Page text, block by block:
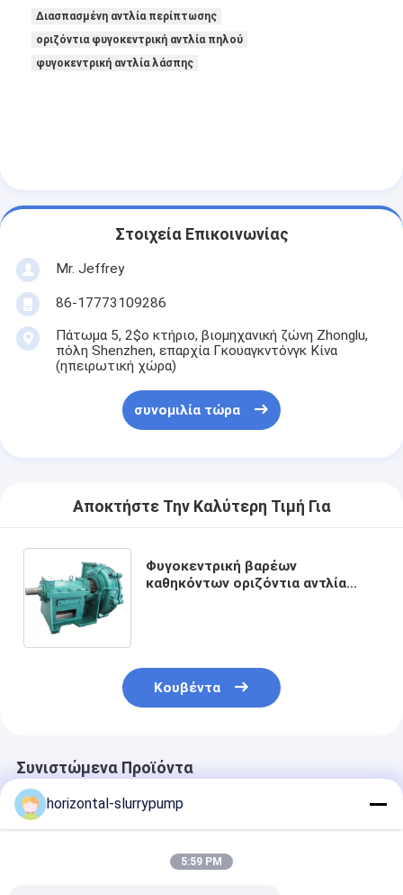
Διασπασμένη αντλία περίπτωσης
οριζόντια φυγοκεντρική αντλία πηλού
φυγοκεντρική αντλία λάσπης
Στοιχεία Επικοινωνίας
Mr. Jeffrey
86-17773109286
Πάτωμα 5, 2$ο κτήριο, βιομηχανική ζώνη Zhonglu,
πόλη Shenzhen, επαρχία Γκουαγκντόνγκ Κίνα
(ηπειρωτική χώρα)
συνομιλία τώρα
Αποκτήστε Την Καλύτερη Τιμή Για
Φυγοκεντρική βαρέων
καθηκόντων οριζόντια αντλία
Κουβέντα
Συνιστώμενα Προϊόντα
horizontal-slurrypump
5:59 PM